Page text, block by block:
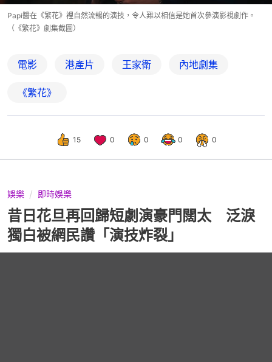
Papi醬在《繁花》裡自然流暢的演技，令人難以相信是她首次參演影視劇作。
（《繁花》劇集截圖）
電影 港產片 王家衛 內地劇集
《繁花》
15 0 0 0 0
娛樂 即時娛樂
昔日花旦再回歸短劇演豪門闊太 泛淚
獨白被網民讚「演技炸裂」